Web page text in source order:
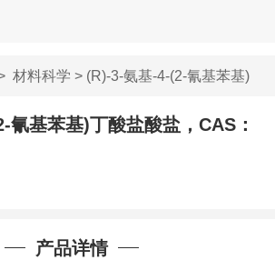
材料科学 > (R)-3-氨基-4-(2-氰基苯基)
氰基苯基)丁酸盐酸盐，CAS：
产品详情